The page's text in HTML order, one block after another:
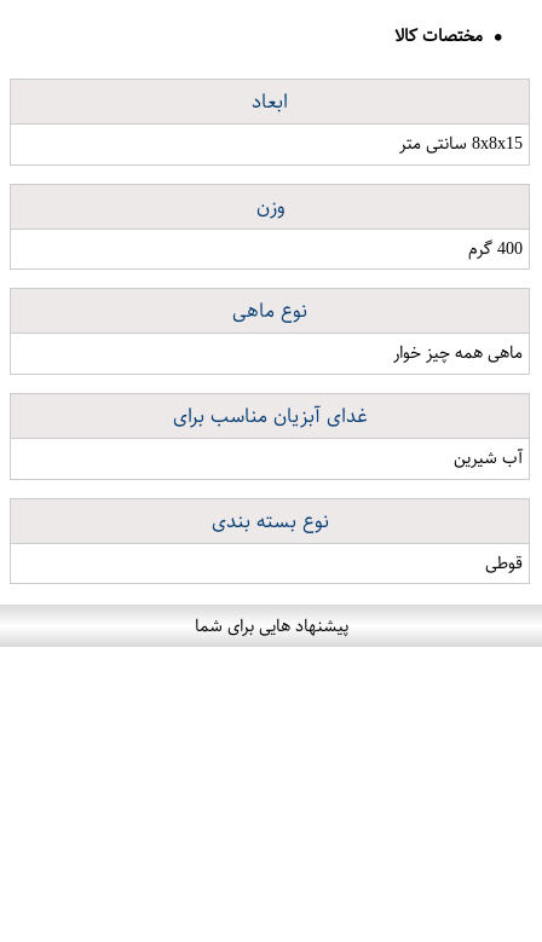
مختصات کالا
ابعاد
8x8x15 سانتی متر
وزن
400 گرم
نوع ماهی
ماهی همه چیز خوار
غدای آبزیان مناسب برای
آب شیرین
نوع بسته بندی
قوطی
پیشنهاد هایی برای شما